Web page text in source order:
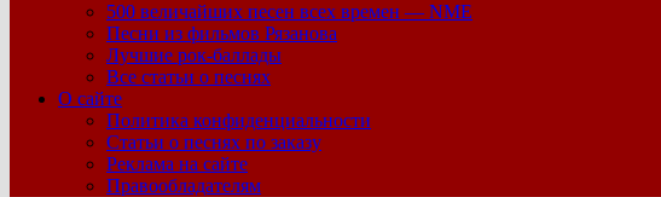
500 величайших песен всех времен — NME
Песни из фильмов Рязанова
Лучшие рок-баллады
Все статьи о песнях
О сайте
Политика конфиденциальности
Статьи о песнях по заказу
Реклама на сайте
Правообладателям